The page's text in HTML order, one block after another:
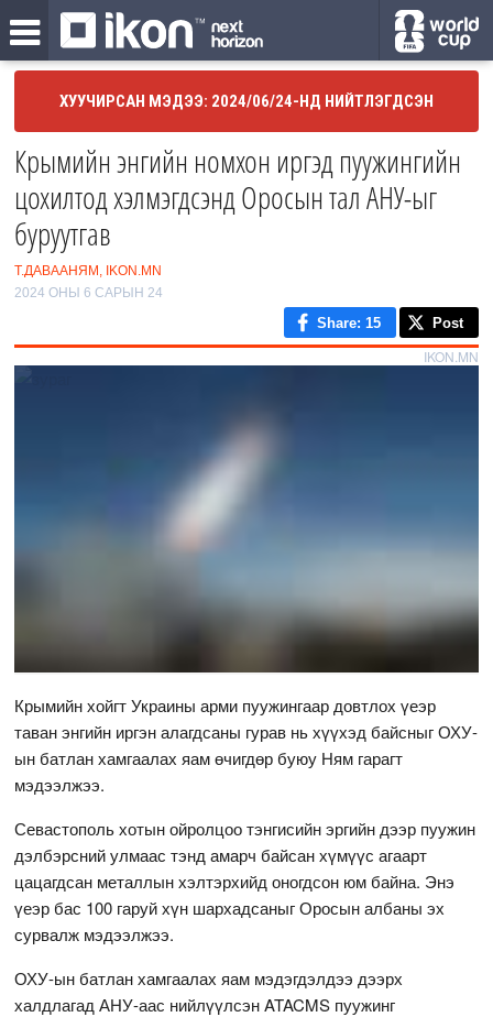
ХУУЧИРСАН МЭДЭЭ: 2024/06/24-НД НИЙТЛЭГДСЭН
Крымийн энгийн номхон иргэд пуужингийн
цохилтод хэлмэгдсэнд Оросын тал АНУ-ыг
буруутгав
Т.ДАВААНЯМ, IKON.MN
2024 ОНЫ 6 САРЫН 24
Share: 15 Post
IKON.MN
Крымийн хойгт Украины арми пуужингаар довтлох үеэр
таван энгийн иргэн алагдсаны гурав нь хүүхэд байсныг ОХУ-
ын батлан хамгаалах яам өчигдөр буюу Ням гарагт
мэдээлжээ.
Севастополь хотын ойролцоо тэнгисийн эргийн дээр пуужин
дэлбэрсний улмаас тэнд амарч байсан хүмүүс агаарт
цацагдсан металлын хэлтэрхийд оногдсон юм байна. Энэ
үеэр бас 100 гаруй хүн шархадсаныг Оросын албаны эх
сурвалж мэдээлжээ.
ОХУ-ын батлан хамгаалах яам мэдэгдэлдээ дээрх
халдлагад АНУ-аас нийлүүлсэн ATACMS пуужинг